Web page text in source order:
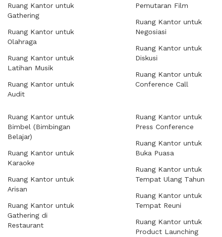
Ruang Kantor untuk
Gathering
Ruang Kantor untuk
Olahraga
Ruang Kantor untuk
Latihan Musik
Ruang Kantor untuk
Audit
Pemutaran Film
Ruang Kantor untuk
Negosiasi
Ruang Kantor untuk
Diskusi
Ruang Kantor untuk
Conference Call
Ruang Kantor untuk
Bimbel (Bimbingan
Belajar)
Ruang Kantor untuk
Karaoke
Ruang Kantor untuk
Arisan
Ruang Kantor untuk
Gathering di
Restaurant
Ruang Kantor untuk
Press Conference
Ruang Kantor untuk
Buka Puasa
Ruang Kantor untuk
Tempat Ulang Tahun
Ruang Kantor untuk
Tempat Reuni
Ruang Kantor untuk
Product Launching